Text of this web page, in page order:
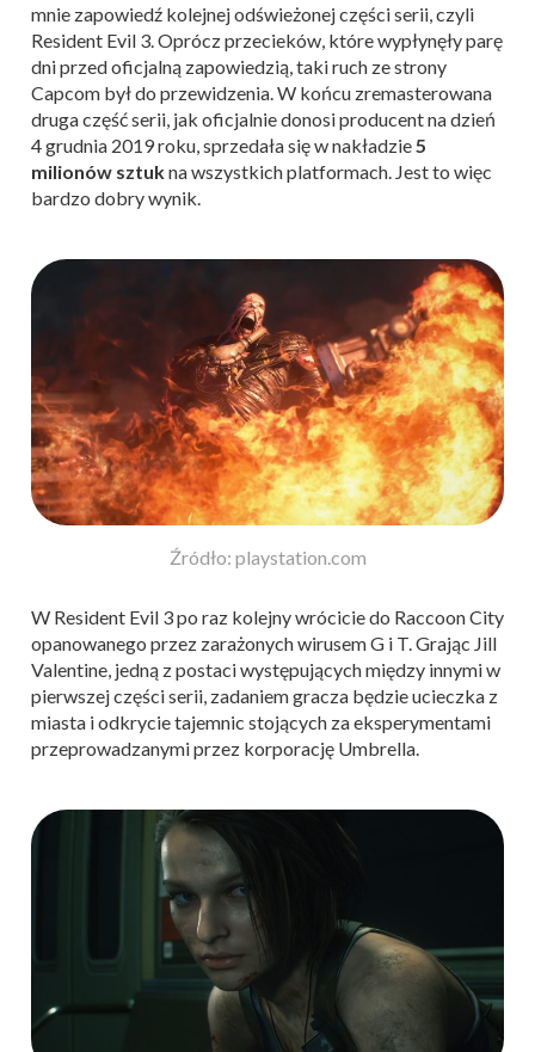
mnie zapowiedź kolejnej odświeżonej części serii, czyli
Resident Evil 3. Oprócz przecieków, które wypłynęły parę
dni przed oficjalną zapowiedzią, taki ruch ze strony
Capcom był do przewidzenia. W końcu zremasterowana
druga część serii, jak oficjalnie donosi producent na dzień
4 grudnia 2019 roku, sprzedała się w nakładzie5
milionów sztukna wszystkich platformach. Jest to więc
bardzo dobry wynik.
Źródło: playstation.com
W Resident Evil 3 po raz kolejny wrócicie do Raccoon City
opanowanego przez zarażonych wirusem G i T. Grając Jill
Valentine, jedną z postaci występujących między innymi w
pierwszej części serii, zadaniem gracza będzie ucieczka z
miasta i odkrycie tajemnic stojących za eksperymentami
przeprowadzanymi przez korporację Umbrella.